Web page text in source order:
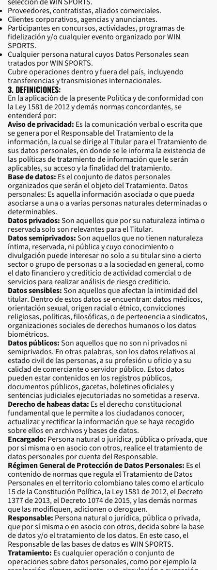
Proveedores, contratistas, aliados comerciales.
Clientes corporativos, agencias y anunciantes.
Participantes en concursos, actividades, programas de
fidelización y/o cualquier evento organizado por WIN
SPORTS.
Cualquier persona natural cuyos Datos Personales sean
tratados por WIN SPORTS.
Cubre operaciones dentro y fuera del país, incluyendo
transferencias y transmisiones internacionales.
3. DEFINICIONES:
En la aplicación de la presente Política y de conformidad con
la Ley 1581 de 2012 y demás normas concordantes, se
entenderá por:
Aviso de privacidad: Es la comunicación verbal o escrita que
se genera por el Responsable del Tratamiento de la
información, la cual se dirige al Titular para el Tratamiento de
sus datos personales, en donde se le informa la existencia de
las políticas de tratamiento de información que le serán
aplicables, su acceso y la finalidad del tratamiento.
Base de datos: Es el conjunto de datos personales
organizados que serán el objeto del Tratamiento. Datos
personales: Es aquella información asociada o que pueda
asociarse a una o a varias personas naturales determinadas o
determinables.
Datos privados:Son aquellos que por su naturaleza íntima o
reservada solo son relevantes para el Titular.
Datos semiprivados:Son aquellos que no tienen naturaleza
íntima, reservada, ni pública y cuyo conocimiento o
divulgación puede interesar no solo a su titular sino a cierto
sector o grupo de personas o a la sociedad en general, como
el dato financiero y crediticio de actividad comercial o de
servicios para realizar análisis de riesgo crediticio.
Datos sensibles:Son aquellos que afectan la intimidad del
titular. Dentro de estos datos se encuentran: datos médicos,
orientación sexual, origen racial o étnico, convicciones
religiosas, políticas, filosóficas, o de pertenencia a sindicatos,
organizaciones sociales de derechos humanos o los datos
biométricos.
Datos públicos:Son aquellos que no son ni privados ni
semiprivados. En otras palabras, son los datos relativos al
estado civil de las personas, a su profesión u oficio y a su
calidad de comerciante o servidor público. Estos datos
pueden estar contenidos en los registros públicos,
documentos públicos, gacetas, boletines oficiales y
sentencias judiciales ejecutoriadas no sometidas a reserva.
Derecho de habeas data: Es el derecho constitucional
fundamental que le permite a los ciudadanos conocer,
actualizar y rectificar la información que se haya recogido
sobre ellos en archivos y bases de datos.
Encargado: Persona natural o jurídica, pública o privada, que
por sí misma o en asocio con otros, realice el tratamiento de
datos personales por cuenta del Responsable.
Régimen General de Protección de Datos Personales: Es el
contenido de normas que regula el Tratamiento de Datos
Personales en el territorio colombiano tales como el artículo
15 de la Constitución Política, la Ley 1581 de 2012, el Decreto
1377 de 2013, el Decreto 1074 de 2015, y las demás normas
que las modifiquen, adicionen o deroguen.
Responsable: Persona natural o jurídica, pública o privada,
que por sí misma o en asocio con otros, decida sobre la base
de datos y/o el tratamiento de los datos. En este caso, el
Responsable de las bases de datos es WIN SPORTS.
Tratamiento: Es cualquier operación o conjunto de
operaciones sobre datos personales, como por ejemplo la